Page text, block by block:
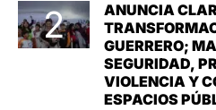
ANUNCIA
GUERRERO;
SEGURIDAD,
VIOLENCIA Y
ESPACIOS